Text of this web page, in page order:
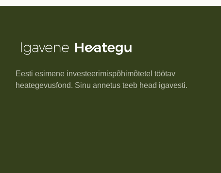
Eesti esimene investeerimispõhimõtetel töötav
heategevusfond. Sinu annetus teeb head igavesti.